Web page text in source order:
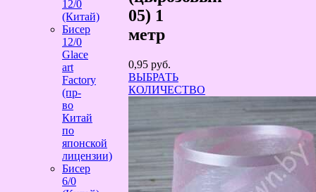
05) 1
метр
0,95 руб.
ВЫБРАТЬ
КОЛИЧЕСТВО
12/0
(Китай)
Бисер
12/0
Glace
art
Factory
(пр-
во
Китай
по
японской
лицензии)
Бисер
6/0